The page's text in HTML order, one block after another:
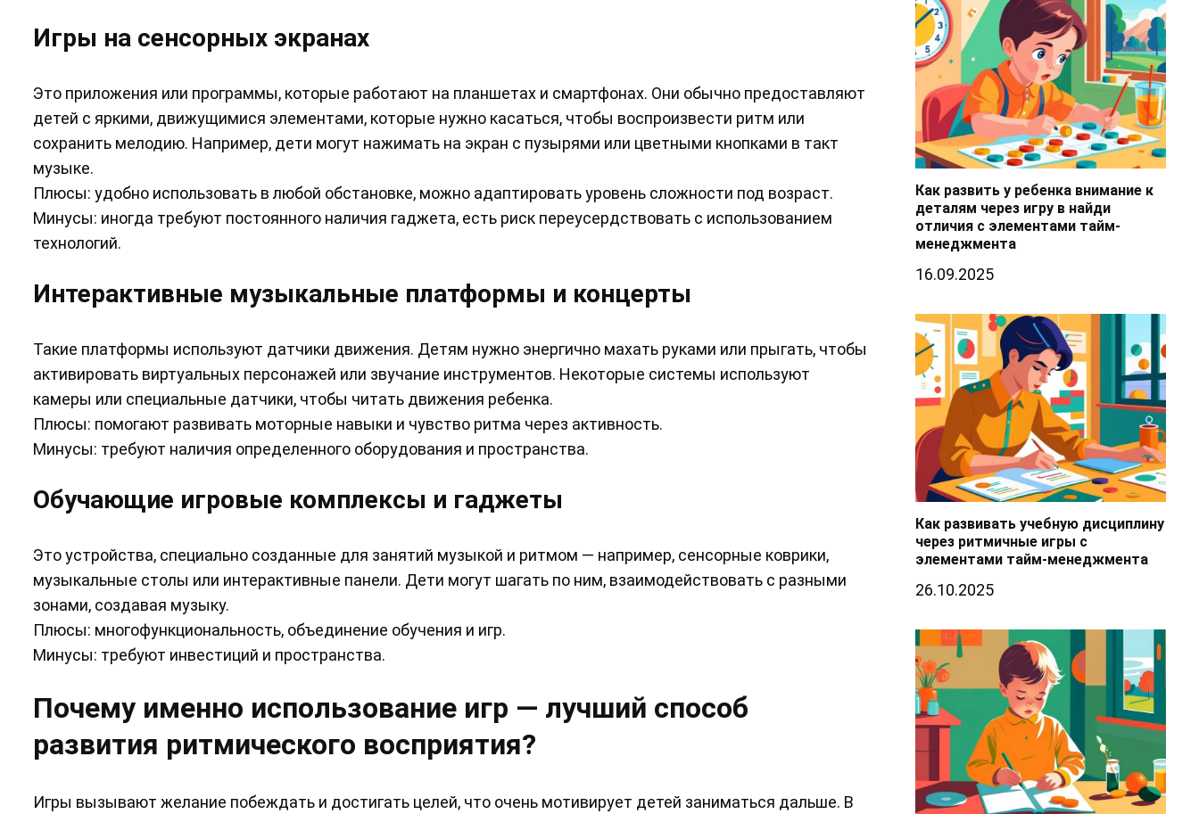
Игры на сенсорных экранах
Это приложения или программы, которые работают на планшетах и смартфонах. Они обычно предоставляют
детей с яркими, движущимися элементами, которые нужно касаться, чтобы воспроизвести ритм или
сохранить мелодию. Например, дети могут нажимать на экран с пузырями или цветными кнопками в такт
музыке.
Плюсы: удобно использовать в любой обстановке, можно адаптировать уровень сложности под возраст.
Минусы: иногда требуют постоянного наличия гаджета, есть риск переусердствовать с использованием
технологий.
Интерактивные музыкальные платформы и концерты
Такие платформы используют датчики движения. Детям нужно энергично махать руками или прыгать, чтобы
активировать виртуальных персонажей или звучание инструментов. Некоторые системы используют
камеры или специальные датчики, чтобы читать движения ребенка.
Плюсы: помогают развивать моторные навыки и чувство ритма через активность.
Минусы: требуют наличия определенного оборудования и пространства.
Обучающие игровые комплексы и гаджеты
Это устройства, специально созданные для занятий музыкой и ритмом — например, сенсорные коврики,
музыкальные столы или интерактивные панели. Дети могут шагать по ним, взаимодействовать с разными
зонами, создавая музыку.
Плюсы: многофункциональность, объединение обучения и игр.
Минусы: требуют инвестиций и пространства.
Почему именно использование игр — лучший способ
развития ритмического восприятия?
Игры вызывают желание побеждать и достигать целей, что очень мотивирует детей заниматься дальше. В
Как развить у ребенка внимание к
деталям через игру в найди
отличия с элементами тайм-
менеджмента
16.09.2025
Как развивать учебную дисциплину
через ритмичные игры с
элементами тайм-менеджмента
26.10.2025